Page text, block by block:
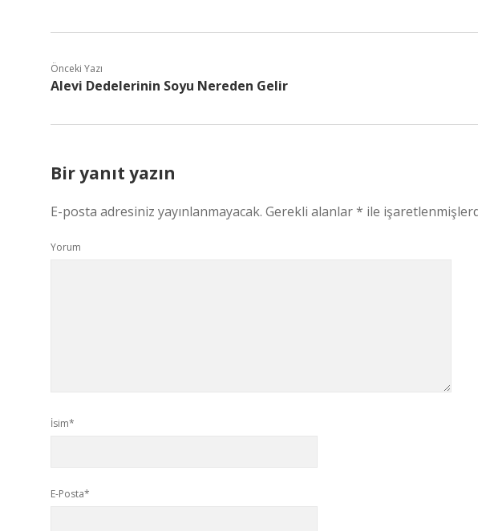
Önceki Yazı
Alevi Dedelerinin Soyu Nereden Gelir
Bir yanıt yazın
E-posta adresiniz yayınlanmayacak. Gerekli alanlar* ile
Yorum
İsim*
E-Posta*